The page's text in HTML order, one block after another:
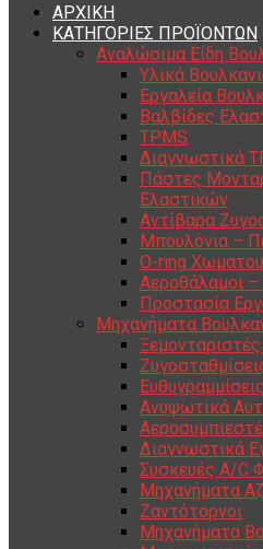
ΑΡΧΙΚΗ
ΚΑΤΗΓΟΡΙΕΣ ΠΡΟΪΟΝΤΩΝ
Αναλώσιμα Είδη
Υλικά
Εργαλεία
Βαλβίδες
TPMS
Διαγνωστικά
Πάστες
Ελαστικών
Αντίβαρα
Μπουλόνια –
O-ring
Αεροθάλαμοι
Προστασία
Μηχανήματα
Ανυψωτικά
Διαγνωστικά
Συσκευές A/C
Μηχανήματα
Ζαντότορνοι
Μηχανήματα